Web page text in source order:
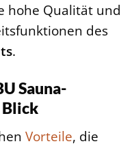
hohe Qualität und
des
.
Sauna-
Blick
Vorteile, die